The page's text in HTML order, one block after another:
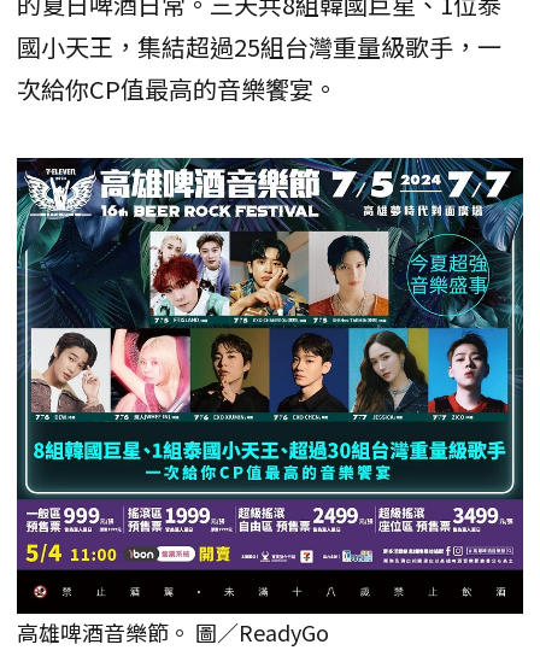
國小天王，集結超過25組台灣重量級歌手，一
次給你CP值最高的音樂饗宴。
高雄啤酒音樂節。 圖／ReadyGo